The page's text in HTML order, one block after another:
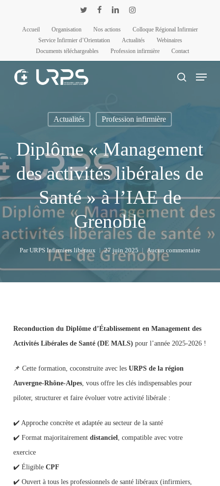
Accueil
Organisation Nos actions
Colloque Régional Infirmier
Service Infirmier d’Orientation
Actualités
Webinaires
Documents téléchargeables
Profession infirmière Contact
rechercher
Menu
Actualités Profession infirmière
Diplôme « Management
des activités libérales de
Santé » à l’IAE de
Grenoble
Par URPS Infirmiers libéraux 27 juin 2025 Aucun commentaire
Reconduction du Diplôme d’Établissement en Management des
Activités Libérales de Santé (DE MALS) pour l’année 2025-2026 !
📌 Cette formation, coconstruite avec lesURPS de la région
Auvergne-Rhône-Alpes, vous offre les clés indispensables pour
piloter, structurer et faire évoluer votre activité libérale :
✔️ Approche concrète et adaptée au secteur de la santé
✔️ Format majoritairement distanciel, compatible avec votre
exercice
✔️ Éligible CPF
✔️ Ouvert à tous les professionnels de santé libéraux (infirmiers,
Panneau de gestion des cookies